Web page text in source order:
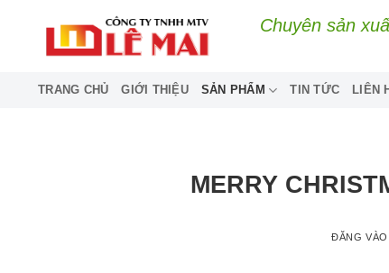
Chuyên sản
TRANG CHỦ GIỚI THIỆU SẢN PHẨM TIN TỨC LIÊN
MERRY
ĐĂNG